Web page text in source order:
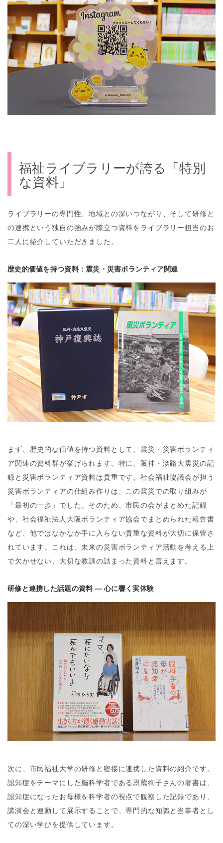
福祉ライブラリーが誇る「特別
な資料」
ライブラリーの専門性、地域との深いつながり、そして研修と
の連携という独自の強みが際立つ資料をライブラリー担当のお
二人に紹介していただきました。
歴史的価値を持つ資料：震災・災害ボランティア関連
まず、歴史的な価値を持つ資料として、震災・災害ボランティ
ア関連の資料群が挙げられます。特に、阪神・淡路大震災の記
録と災害ボランティア資料は貴重です。社会福祉協議会が担う
災害ボランティアの仕組み作りは、この震災での取り組みが
「最初の一歩」でした。そのため、市民の会がまとめた記録
や、社会福祉法人大阪ボランティア協会でまとめられた報告書
など、他ではなかなか手に入らない貴重な資料が大切に保管さ
れています。これは、未来の災害ボランティア活動を考える上
で欠かせない、大切な教訓の詰まった資料と言えます。
研修と連携した話題の資料 — 心に響く実体験
次に、市民福祉大学の研修と密接に連携した資料の紹介です。
認知症をテーマにした脳科学者である恩蔵絢子さんの著書は、
認知症になったお母様を科学者の視点で観察した記録であり、
講演会と連動して展示することで、専門的な知識と当事者とし
ての深い学びを提供しています。